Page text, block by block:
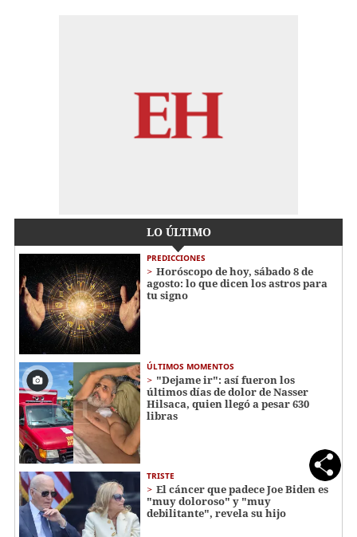
LO ÚLTIMO
PREDICCIONES
Horóscopo de hoy, sábado 8 de
agosto: lo que dicen los astros para
tu signo
ÚLTIMOS MOMENTOS
"Dejame ir": así fueron los
últimos días de dolor de Nasser
Hilsaca, quien llegó a pesar 630
libras
TRISTE
El cáncer que padece Joe Biden es
"muy doloroso" y "muy
debilitante", revela su hijo